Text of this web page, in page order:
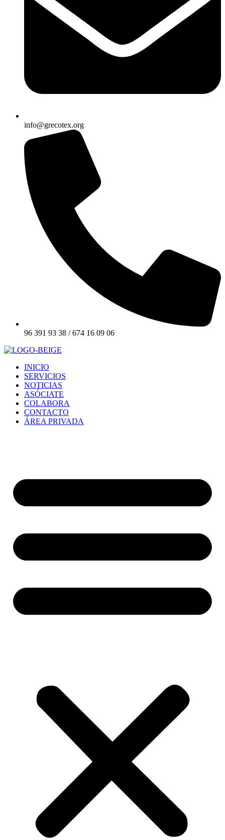
info@grecotex.org
96 391 93 38 / 674 16 09 06
INICIO
SERVICIOS
NOTICIAS
ASÓCIATE
COLABORA
CONTACTO
ÁREA PRIVADA